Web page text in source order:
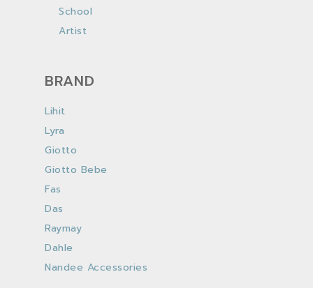
School
Artist
BRAND
Lihit
Lyra
Giotto
Giotto Bebe
Fas
Das
Raymay
Dahle
Nandee Accessories